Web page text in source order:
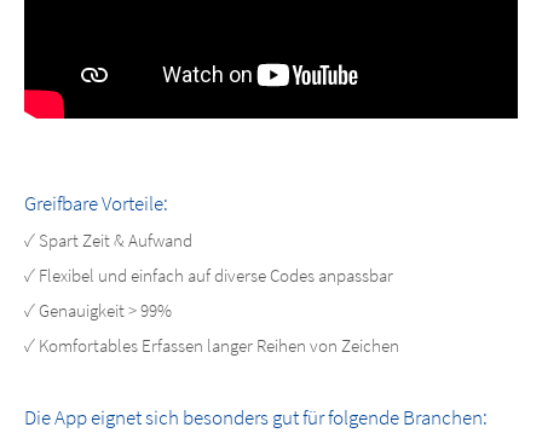
Greifbare Vorteile:
✓ Spart Zeit & Aufwand
✓ Flexibel und einfach auf diverse Codes anpassbar
✓ Genauigkeit > 99%
✓ Komfortables Erfassen langer Reihen von Zeichen
Die App eignet sich besonders gut für folgende Branchen: